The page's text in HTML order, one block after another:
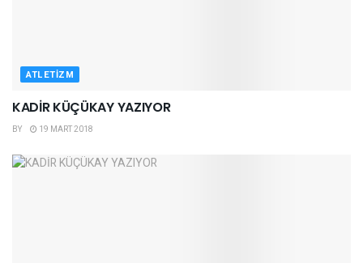
ATLETIZM
KADİR KÜÇÜKAY YAZIYOR
BY 19 MART 2018